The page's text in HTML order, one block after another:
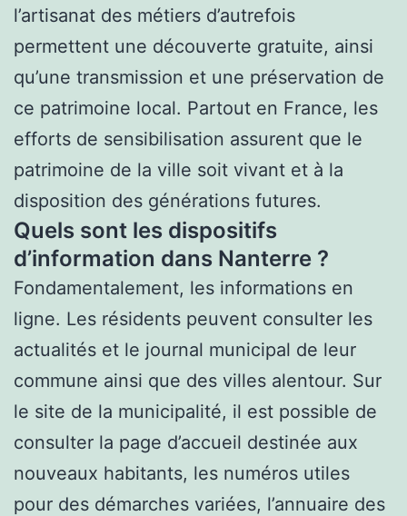
l’artisanat des métiers d’autrefois
permettent une découverte gratuite, ainsi
qu’une transmission et une préservation de
ce patrimoine local. Partout en France, les
efforts de sensibilisation assurent que le
patrimoine de la ville soit vivant et à la
disposition des générations futures.
Quels sont les dispositifs
d’information dans Nanterre ?
Fondamentalement, les informations en
ligne. Les résidents peuvent consulter les
actualités et le journal municipal de leur
commune ainsi que des villes alentour. Sur
le site de la municipalité, il est possible de
consulter la page d’accueil destinée aux
nouveaux habitants, les numéros utiles
pour des démarches variées, l’annuaire des